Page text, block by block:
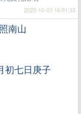
2025-10-03 16:01:33
南山
初七日庚子